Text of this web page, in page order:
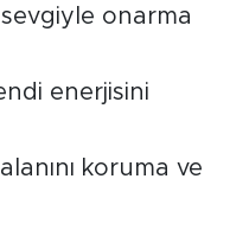
sevgiyle onarma
enerjisini
koruma ve